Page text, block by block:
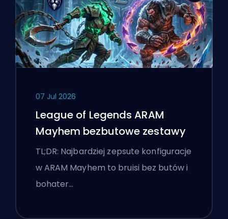
07 Jul 2026
League of Legends ARAM
Mayhem bezbutowe zestawy
TL;DR: Najbardziej zepsute konfiguracje
w ARAM Mayhem to bruisi bez butów i
bohater…